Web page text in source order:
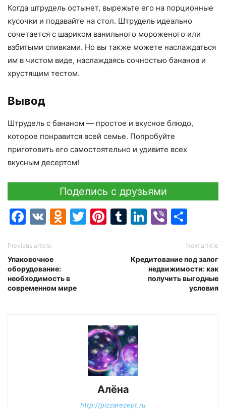
Когда штрудель остынет, вырежьте его на порционные
кусочки и подавайте на стол. Штрудель идеально
сочетается с шариком ванильного мороженого или
взбитыми сливками. Но вы также можете наслаждаться
им в чистом виде, наслаждаясь сочностью бананов и
хрустящим тестом.
Вывод
Штрудель с бананом — простое и вкусное блюдо,
которое понравится всей семье. Попробуйте
приготовить его самостоятельно и удивите всех
вкусным десертом!
Поделись с друзьями
Facebook
VK Odnoklassniki
Twitter
Pinterest
Tumblr
LinkedIn
Viber
Previous article
Упаковочное
оборудование:
необходимость в
современном мире
Next article
Кредитование под залог
недвижимости: как
получить выгодные
условия
Алёна
http://pizzarezept.ru